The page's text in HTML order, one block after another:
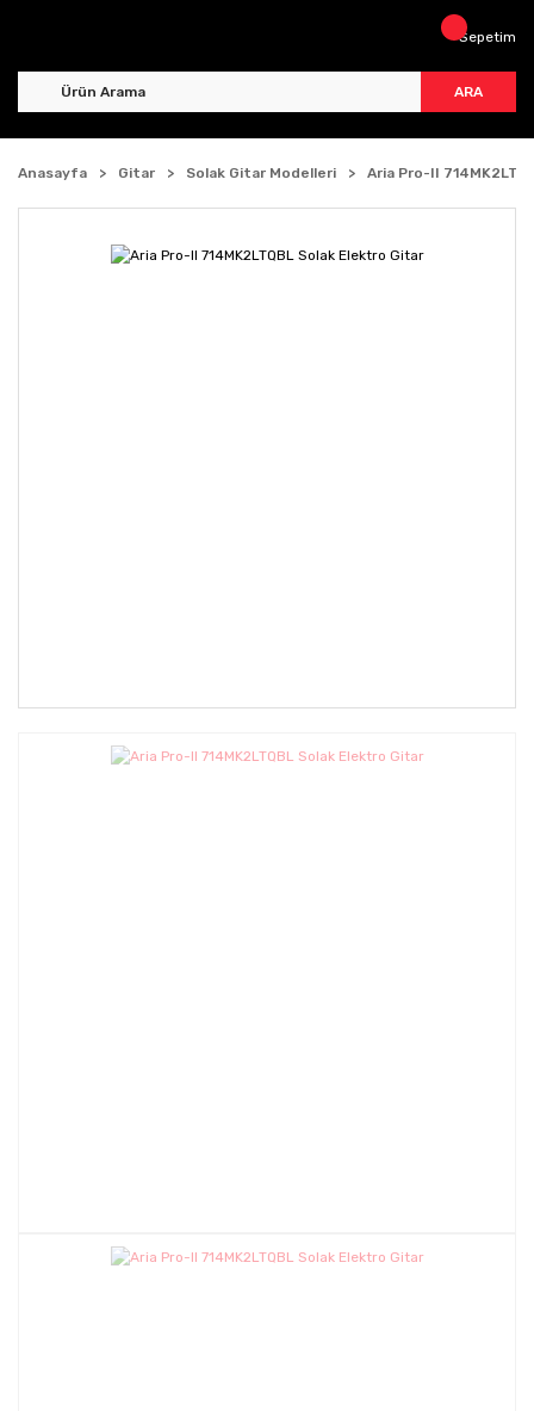
ARA
Sepetim
Anasayfa Gitar Solak Gitar Modelleri Aria Pro-II